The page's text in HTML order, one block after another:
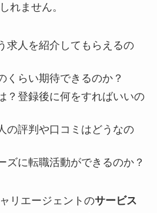
れません。
求人を紹介してもらえるの
くらい期待できるのか？
？登録後に何をすればいいの
の評判や口コミはどうなの
ズに転職活動ができるのか？
リエージェントのサービス